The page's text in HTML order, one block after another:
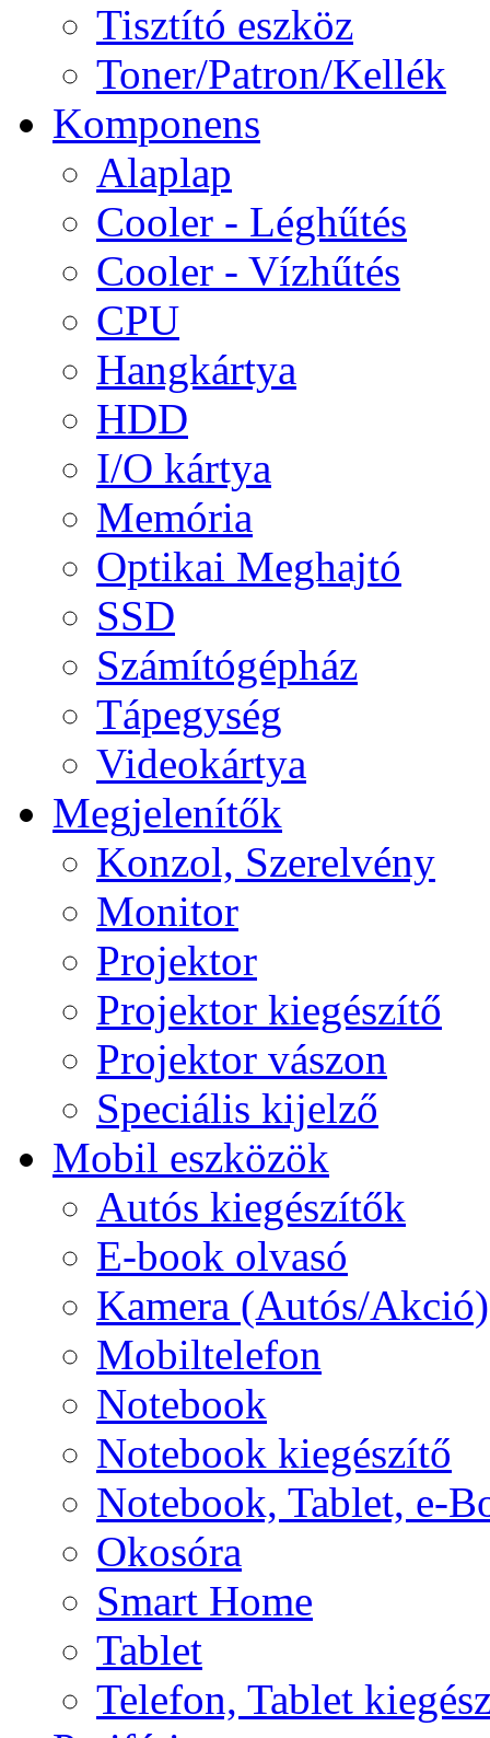
Tisztító eszköz
Toner/Patron/Kellék
Komponens
Alaplap
Cooler - Léghűtés
Cooler - Vízhűtés
CPU
Hangkártya
HDD
I/O kártya
Memória
Optikai Meghajtó
SSD
Számítógépház
Tápegység
Videokártya
Megjelenítők
Konzol, Szerelvény
Monitor
Projektor
Projektor kiegészítő
Projektor vászon
Speciális kijelző
Mobil eszközök
Autós kiegészítők
E-book olvasó
Kamera (Autós/Akció)
Mobiltelefon
Notebook
Notebook kiegészítő
Notebook, Tablet, e-
Okosóra
Smart Home
Tablet
Telefon, Tablet